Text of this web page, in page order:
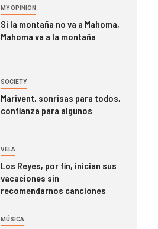
MY OPINION
Si la montaña no va a Mahoma,
Mahoma va a la montaña
SOCIETY
Marivent, sonrisas para todos,
confianza para algunos
VELA
Los Reyes, por fin, inician sus
vacaciones sin
recomendarnos canciones
MÚSICA